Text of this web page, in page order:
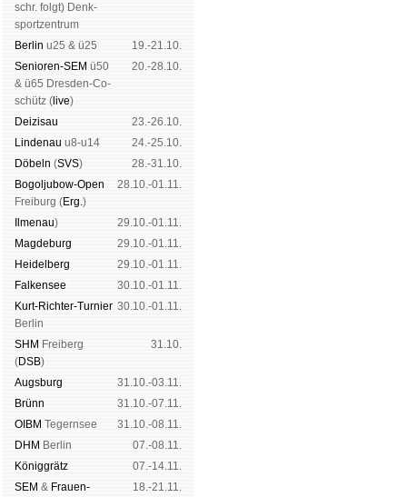
schr. folgt) Denk­
sport­zen­trum
Ber­lin u25 & ü25
19.-21.10.
Senioren-SEM ü50
& ü65 Dres­den-Co­
schütz ( live)
20.-28.10.
Dei­zi­sau
23.-26.10.
Lin­de­nau u8-u14
24.-25.10.
Dö­beln (SVS)
28.-31.10.
Bogoljubow-Open
Frei­burg (Erg.)
28.10.-01.11.
Il­me­nau)
29.10.-01.11.
Mag­de­burg
29.10.-01.11.
Hei­del­berg
29.10.-01.11.
Fal­ken­see
30.10.-01.11.
Kurt-Rich­ter-Tur­nier
Ber­lin
30.10.-01.11.
SHM Frei­berg
(DSB)
31.10.
Augs­burg
31.10.-03.11.
Brünn
31.10.-07.11.
OIBM Tegern­see
31.10.-08.11.
DHM Ber­lin
07.-08.11.
König­grätz
07.-14.11.
SEM & Frauen-
18.-21.11.